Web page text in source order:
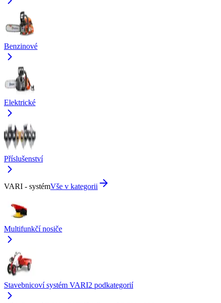
Benzinové
Elektrické
Příslušenství
VARI - systémVše v kategorii
Multifunkčí nosiče
Stavebnicoví systém VARI2 podkategorií